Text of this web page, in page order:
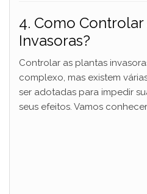
4. Como Controlar
Invasoras?
Controlar as plantas
complexo, mas existem
ser adotadas para impedir
seus efeitos. Vamos